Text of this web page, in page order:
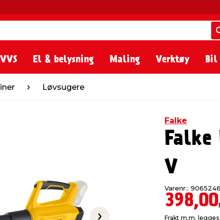
El & belysning Maling Verktøy
Løvsugere
Falke
Falke
V
Varenr.: 9065246
398,00
Frakt m.m. legges